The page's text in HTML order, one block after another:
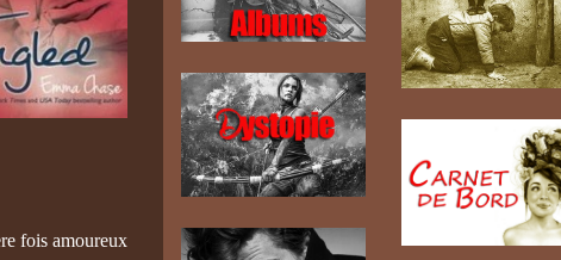
fois amoureux